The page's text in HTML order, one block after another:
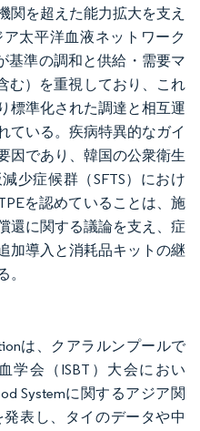
関を超えた能力拡大を支え
太平洋血液ネットワーク
基準の調和と供給・需要マ
む）を重視しており、これ
標準化された調達と相互運
ている。疾病特異的なガイ
因であり、韓国の公衆衛生
少症候群（SFTS）におけ
を認めていることは、施
還に関する議論を支え、症
加導入と消耗品キットの継
は、クアラルンプールで
学会（ISBT）大会におい
Systemに関するアジア関
表し、タイのデータや中